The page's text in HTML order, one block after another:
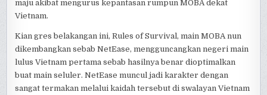
maju akibat mengurus kepantasan rumpun MOBA dekat
Vietnam.
Kian gres belakangan ini, Rules of Survival, main MOBA nun
dikembangkan sebab NetEase, mengguncangkan negeri main
lulus Vietnam pertama sebab hasilnya benar dioptimalkan
buat main seluler. NetEase muncul jadi karakter dengan
sangat termakan melalui kaidah tersebut di swalayan Vietnam